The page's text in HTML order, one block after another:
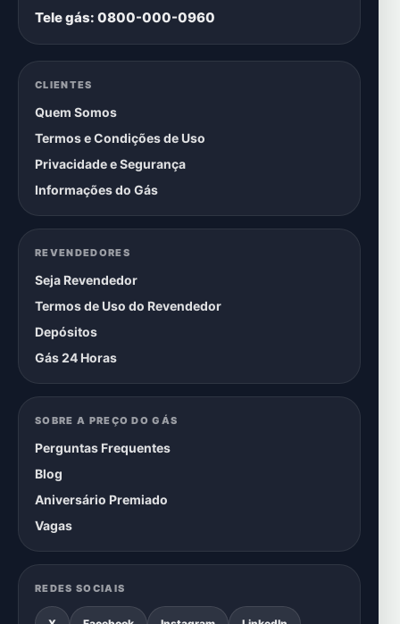
Tele gás: 0800-000-0960
CLIENTES
Quem Somos
Termos e Condições de Uso
Privacidade e Segurança
Informações do Gás
REVENDEDORES
Seja Revendedor
Termos de Uso do Revendedor
Depósitos
Gás 24 Horas
SOBRE A PREÇO DO GÁS
Perguntas Frequentes
Blog
Aniversário Premiado
Vagas
REDES SOCIAIS